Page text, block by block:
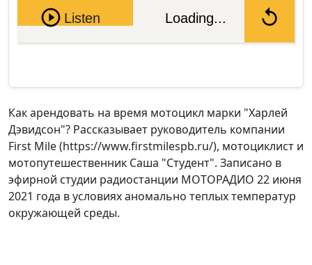
Pause
Listen Loading...
Как арендовать на время мотоцикл марки "Харлей
Дэвидсон"? Рассказывает руководитель компании
First Mile (https://www.firstmilespb.ru/), мотоциклист и
мотопутешественник Саша "Студент". Записано в
эфирной студии радиостанции МОТОРАДИО 22 июня
2021 года в условиях аномально теплых температур
окружающей среды.